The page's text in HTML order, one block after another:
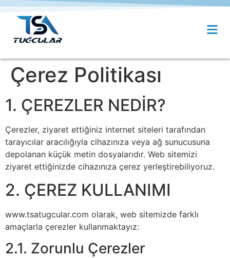
Çerez Politikası
1. ÇEREZLER NEDİR?
Çerezler, ziyaret ettiğiniz internet siteleri tarafından
tarayıcılar aracılığıyla cihazınıza veya ağ sunucusuna
depolanan küçük metin dosyalarıdır. Web sitemizi
ziyaret ettiğinizde cihazınıza çerez yerleştirebiliyoruz.
2. ÇEREZ KULLANIMI
www.tsatugcular.com olarak, web sitemizde farklı
amaçlarla çerezler kullanmaktayız:
2.1. Zorunlu Çerezler